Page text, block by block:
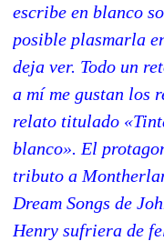
escribe en blanco
posible plasmarla
deja ver. Todo un
a mí me gustan los
relato titulado
blanco». El
tributo a
Dream Songs de
Henry sufriera de